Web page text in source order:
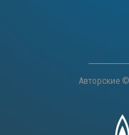
Авторские